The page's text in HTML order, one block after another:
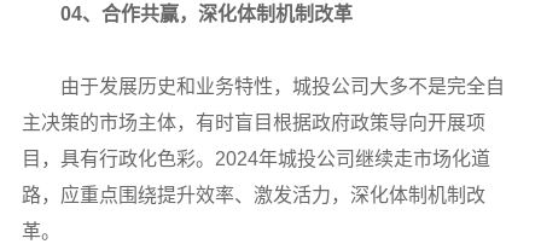
04、合作共赢，深化体制机制改革
由于发展历史和业务特性，城投公司大多不是完全自
主决策的市场主体，有时盲目根据政府政策导向开展项
目，具有行政化色彩。2024年城投公司继续走市场化道
路，应重点围绕提升效率、激发活力，深化体制机制改
革。